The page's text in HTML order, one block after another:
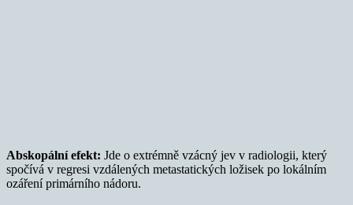
Abskopální efekt: Jde o extrémně vzácný jev v radiologii, který
spočívá v regresi vzdálených metastatických ložisek po lokálním
ozáření primárního nádoru.